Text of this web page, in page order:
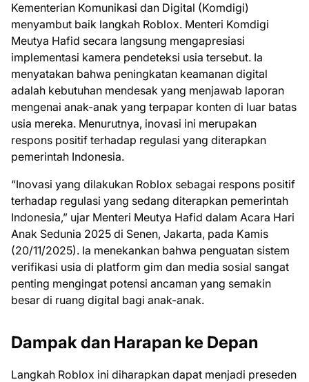
Kementerian Komunikasi dan Digital (Komdigi)
menyambut baik langkah Roblox. Menteri Komdigi
Meutya Hafid secara langsung mengapresiasi
implementasi kamera pendeteksi usia tersebut. Ia
menyatakan bahwa peningkatan keamanan digital
adalah kebutuhan mendesak yang menjawab laporan
mengenai anak-anak yang terpapar konten di luar batas
usia mereka. Menurutnya, inovasi ini merupakan
respons positif terhadap regulasi yang diterapkan
pemerintah Indonesia.
“Inovasi yang dilakukan Roblox sebagai respons positif
terhadap regulasi yang sedang diterapkan pemerintah
Indonesia,” ujar Menteri Meutya Hafid dalam Acara Hari
Anak Sedunia 2025 di Senen, Jakarta, pada Kamis
(20/11/2025). Ia menekankan bahwa penguatan sistem
verifikasi usia di platform gim dan media sosial sangat
penting mengingat potensi ancaman yang semakin
besar di ruang digital bagi anak-anak.
Dampak dan Harapan ke Depan
Langkah Roblox ini diharapkan dapat menjadi preseden